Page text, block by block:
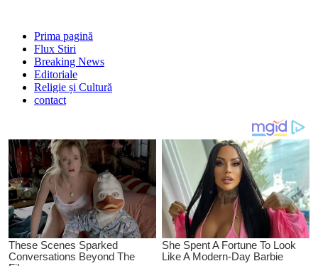
Prima pagină
Flux Stiri
Breaking News
Editoriale
Religie și Cultură
contact